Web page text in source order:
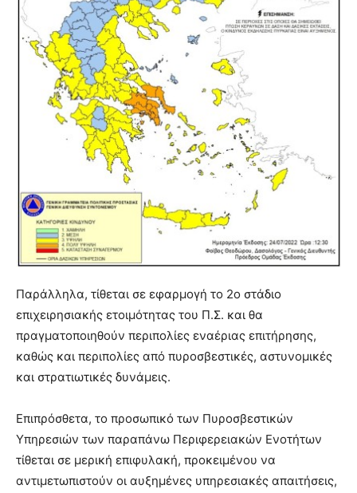
Παράλληλα, τίθεται σε εφαρμογή το 2ο στάδιο
επιχειρησιακής ετοιμότητας του Π.Σ. και θα
πραγματοποιηθούν περιπολίες εναέριας επιτήρησης,
καθώς και περιπολίες από πυροσβεστικές, αστυνομικές
και στρατιωτικές δυνάμεις.
Επιπρόσθετα, το προσωπικό των Πυροσβεστικών
Υπηρεσιών των παραπάνω Περιφερειακών Ενοτήτων
τίθεται σε μερική επιφυλακή, προκειμένου να
αντιμετωπιστούν οι αυξημένες υπηρεσιακές απαιτήσεις,